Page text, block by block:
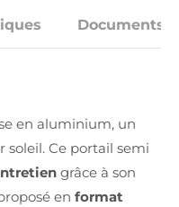
Documents
en aluminium, un
Ce portail semi
grâce à son
en format